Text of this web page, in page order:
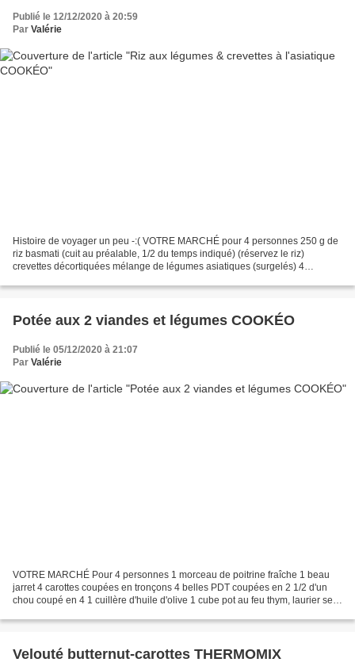
Publié le 12/12/2020 à 20:59
Par Valérie
Histoire de voyager un peu -:( VOTRE MARCHÉ pour 4 personnes 250 g de
riz basmati (cuit au préalable, 1/2 du temps indiqué) (réservez le riz)
crevettes décortiquées mélange de légumes asiatiques (surgelés) 4
Potée aux 2 viandes et légumes COOKÉO
Publié le 05/12/2020 à 21:07
Par Valérie
VOTRE MARCHÉ Pour 4 personnes 1 morceau de poitrine fraîche 1 beau
jarret 4 carottes coupées en tronçons 4 belles PDT coupées en 2 1/2 d'un
chou coupé en 4 1 cuillère d'huile d'olive 1 cube pot au feu thym, laurier sel
Velouté butternut-carottes THERMOMIX